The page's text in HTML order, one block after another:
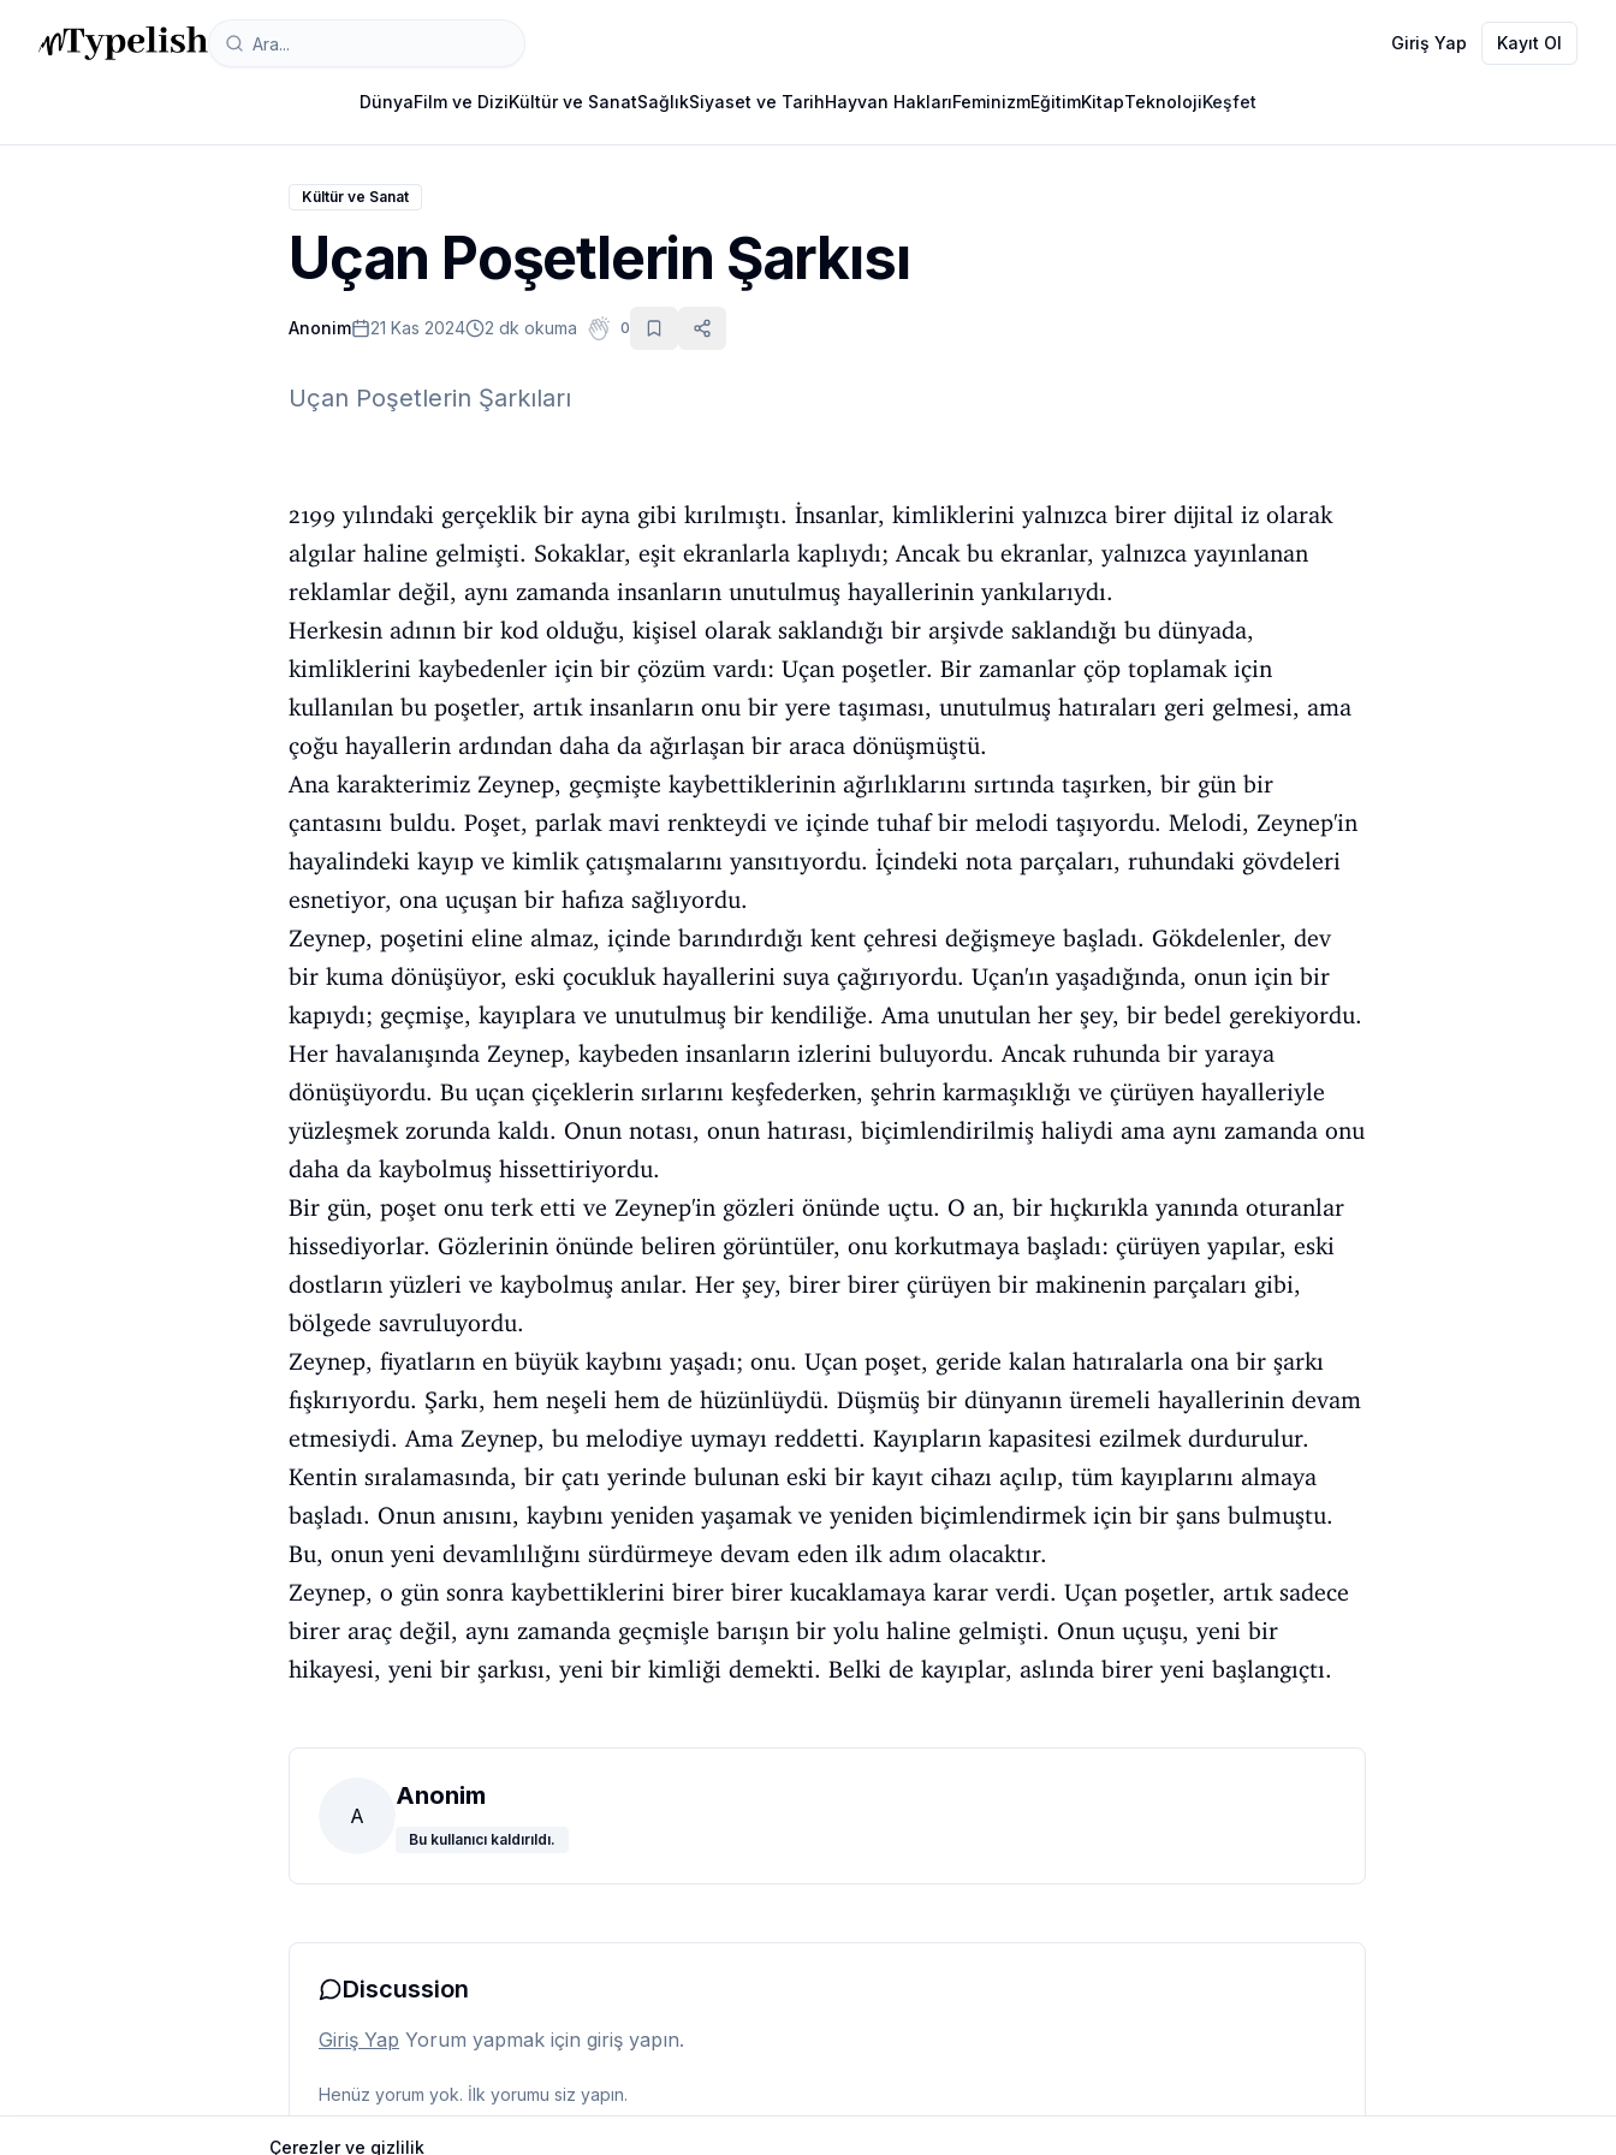
Giriş Yap Kayıt Ol
DünyaFilm ve DiziKültür ve SanatSağlıkSiyaset ve TarihHayvan HaklarıFeminizmEğitimKitapTeknolojiKeşfet
Kültür ve Sanat
Uçan Poşetlerin Şarkısı
Anonim 21 Kas 2024 2 dk okuma 0
Uçan Poşetlerin Şarkıları
2199 yılındaki gerçeklik bir ayna gibi kırılmıştı. İnsanlar, kimliklerini yalnızca birer dijital iz olarak
algılar haline gelmişti. Sokaklar, eşit ekranlarla kaplıydı; Ancak bu ekranlar, yalnızca yayınlanan
reklamlar değil, aynı zamanda insanların unutulmuş hayallerinin yankılarıydı.
Herkesin adının bir kod olduğu, kişisel olarak saklandığı bir arşivde saklandığı bu dünyada,
kimliklerini kaybedenler için bir çözüm vardı: Uçan poşetler. Bir zamanlar çöp toplamak için
kullanılan bu poşetler, artık insanların onu bir yere taşıması, unutulmuş hatıraları geri gelmesi, ama
çoğu hayallerin ardından daha da ağırlaşan bir araca dönüşmüştü.
Ana karakterimiz Zeynep, geçmişte kaybettiklerinin ağırlıklarını sırtında taşırken, bir gün bir
çantasını buldu. Poşet, parlak mavi renkteydi ve içinde tuhaf bir melodi taşıyordu. Melodi, Zeynep'in
hayalindeki kayıp ve kimlik çatışmalarını yansıtıyordu. İçindeki nota parçaları, ruhundaki gövdeleri
esnetiyor, ona uçuşan bir hafıza sağlıyordu.
Zeynep, poşetini eline almaz, içinde barındırdığı kent çehresi değişmeye başladı. Gökdelenler, dev
bir kuma dönüşüyor, eski çocukluk hayallerini suya çağırıyordu. Uçan'ın yaşadığında, onun için bir
kapıydı; geçmişe, kayıplara ve unutulmuş bir kendiliğe. Ama unutulan her şey, bir bedel gerekiyordu.
Her havalanışında Zeynep, kaybeden insanların izlerini buluyordu. Ancak ruhunda bir yaraya
dönüşüyordu. Bu uçan çiçeklerin sırlarını keşfederken, şehrin karmaşıklığı ve çürüyen hayalleriyle
yüzleşmek zorunda kaldı. Onun notası, onun hatırası, biçimlendirilmiş haliydi ama aynı zamanda onu
daha da kaybolmuş hissettiriyordu.
Bir gün, poşet onu terk etti ve Zeynep'in gözleri önünde uçtu. O an, bir hıçkırıkla yanında oturanlar
hissediyorlar. Gözlerinin önünde beliren görüntüler, onu korkutmaya başladı: çürüyen yapılar, eski
dostların yüzleri ve kaybolmuş anılar. Her şey, birer birer çürüyen bir makinenin parçaları gibi,
bölgede savruluyordu.
Zeynep, fiyatların en büyük kaybını yaşadı; onu. Uçan poşet, geride kalan hatıralarla ona bir şarkı
fışkırıyordu. Şarkı, hem neşeli hem de hüzünlüydü. Düşmüş bir dünyanın üremeli hayallerinin devam
etmesiydi. Ama Zeynep, bu melodiye uymayı reddetti. Kayıpların kapasitesi ezilmek durdurulur.
Kentin sıralamasında, bir çatı yerinde bulunan eski bir kayıt cihazı açılıp, tüm kayıplarını almaya
başladı. Onun anısını, kaybını yeniden yaşamak ve yeniden biçimlendirmek için bir şans bulmuştu.
Bu, onun yeni devamlılığını sürdürmeye devam eden ilk adım olacaktır.
Zeynep, o gün sonra kaybettiklerini birer birer kucaklamaya karar verdi. Uçan poşetler, artık sadece
birer araç değil, aynı zamanda geçmişle barışın bir yolu haline gelmişti. Onun uçuşu, yeni bir
hikayesi, yeni bir şarkısı, yeni bir kimliği demekti. Belki de kayıplar, aslında birer yeni başlangıçtı.
A
Anonim
Bu kullanıcı kaldırıldı.
Discussion
Giriş Yap Yorum yapmak için giriş yapın.
Henüz yorum yok. İlk yorumu siz yapın.
Çerezler ve gizlilik